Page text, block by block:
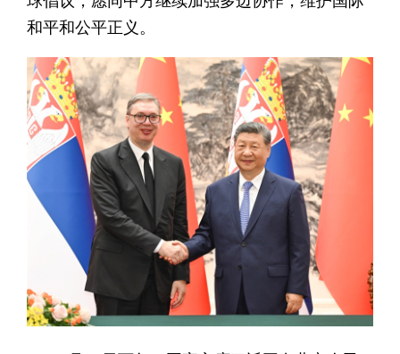
和平和公平正义。